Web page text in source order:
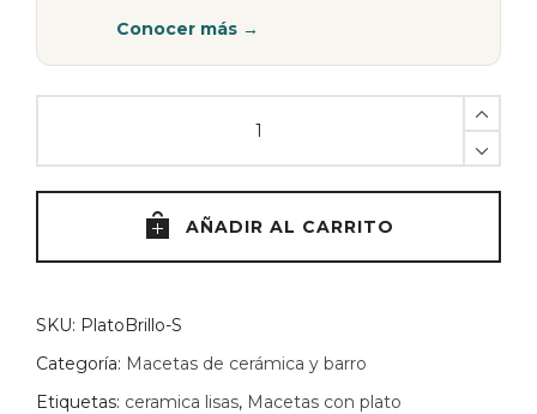
Conocer más →
plato
brillo
AÑADIR AL CARRITO
SKU: PlatoBrillo-S
Categoría: Macetas de cerámica y barro
Etiquetas: ceramica lisas, Macetas con plato